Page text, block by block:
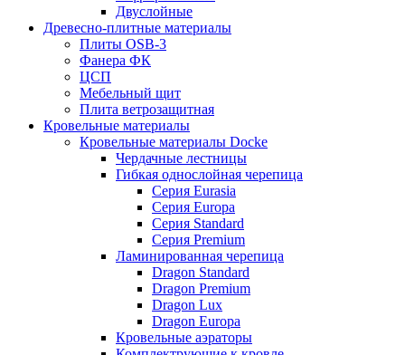
Двуслойные
Древесно-плитные материалы
Плиты OSB-3
Фанера ФК
ЦСП
Мебельный щит
Плита ветрозащитная
Кровельные материалы
Кровельные материалы Docke
Чердачные лестницы
Гибкая однослойная черепица
Серия Eurasia
Серия Europa
Серия Standard
Серия Premium
Ламинированная черепица
Dragon Standard
Dragon Premium
Dragon Lux
Dragon Europa
Кровельные аэраторы